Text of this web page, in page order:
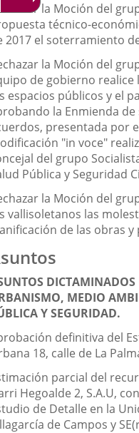
la Moción del
técnico-
2017 el soterramiento
la Moción del
de gobierno realice
espacios públicos y el
la Enmienda
presentada por
"in voce"
del grupo
Pública y Seguridad
la Moción del
vallisoletanos las
de las obras
MEDIO
Y SEGURIDAD.
definitiva del
18, calle de La
parcial del
Hegoalde 2, S.A.U,
de Detalle en la
de Campos y